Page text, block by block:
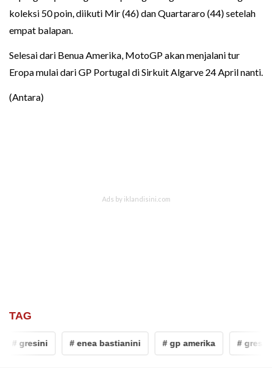
koleksi 50 poin, diikuti Mir (46) dan Quartararo (44) setelah
empat balapan.
Selesai dari Benua Amerika, MotoGP akan menjalani tur
Eropa mulai dari GP Portugal di Sirkuit Algarve 24 April nanti.
(Antara)
TAG
# gresini # enea bastianini # gp amerika # gresini